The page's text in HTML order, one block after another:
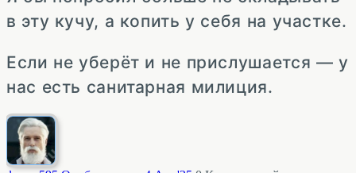
в эту кучу, а копить у себя на участке.
Если не уберёт и не прислушается — у
нас есть санитарная милиция.